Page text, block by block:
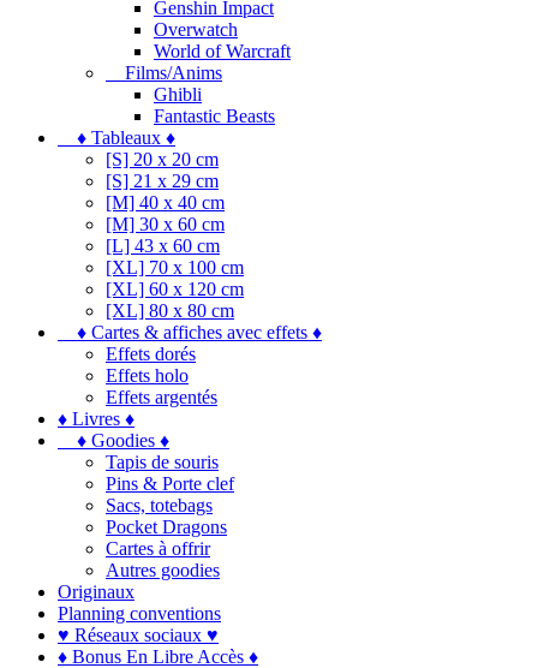
Genshin Impact
Overwatch
World of Warcraft
Films/Anims
Ghibli
Fantastic Beasts
♦ Tableaux ♦
[S] 20 x 20 cm
[S] 21 x 29 cm
[M] 40 x 40 cm
[M] 30 x 60 cm
[L] 43 x 60 cm
[XL] 70 x 100 cm
[XL] 60 x 120 cm
[XL] 80 x 80 cm
♦ Cartes & affiches avec effets ♦
Effets dorés
Effets holo
Effets argentés
♦ Livres ♦
♦ Goodies ♦
Tapis de souris
Pins & Porte clef
Sacs, totebags
Pocket Dragons
Cartes à offrir
Autres goodies
Originaux
Planning conventions
♥ Réseaux sociaux ♥
♦ Bonus En Libre Accès ♦